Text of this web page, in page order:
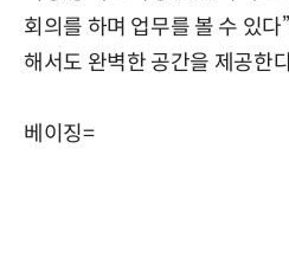
회의를 하며 업무를 볼 수 있다
해서도 완벽한 공간을 제공한
베이징=